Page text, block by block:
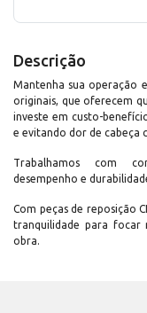
Descrição
Mantenha sua operação
originais, que oferecem
investe em custo-
e evitando dor de cabeça
Trabalhamos com
desempenho e
Com peças de reposição
tranquilidade para focar
obra.